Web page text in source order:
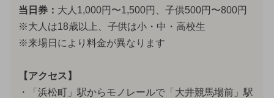
当日券： 大人1,000円〜1,500円、子供500円〜800円
※大人は18歳以上、子供は小・中・高校生
※来場日により料金が異なります
【アクセス】
・「浜松町」駅からモノレールで「大井競馬場前」駅